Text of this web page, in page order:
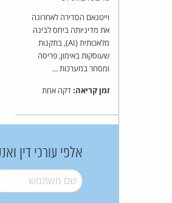
וייטנאם הסדירה לאחרונה
את מדיניותה ביחס לבינה
מלאכותית (AI), בתקנות
שעוסקות באימון, פריסה
ומסחר במערכות ...
זמן קריאה:דקה אחת
אלפי עורכי דין
שם משתמש*